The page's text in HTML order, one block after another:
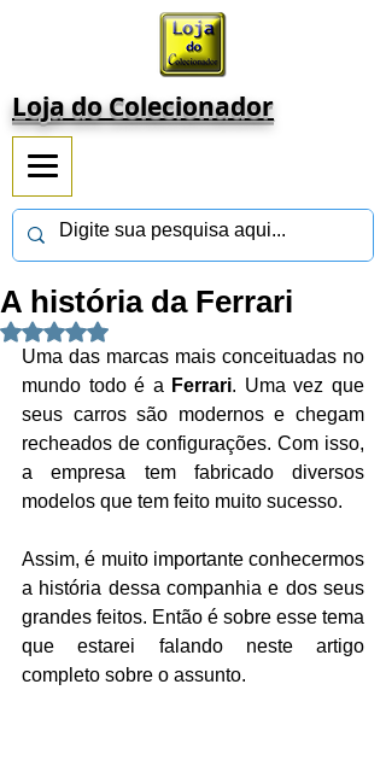
Loja do Colecionador
A história da Ferrari
Avaliado com NaN de 5 estrelas.
Uma das marcas mais conceituadas no
mundo todo é a Ferrari. Uma vez que
seus carros são modernos e chegam
recheados de configurações. Com isso,
a empresa tem fabricado diversos
modelos que tem feito muito sucesso.
Assim, é muito importante conhecermos
a história dessa companhia e dos seus
grandes feitos. Então é sobre esse tema
que estarei falando neste artigo
completo sobre o assunto.